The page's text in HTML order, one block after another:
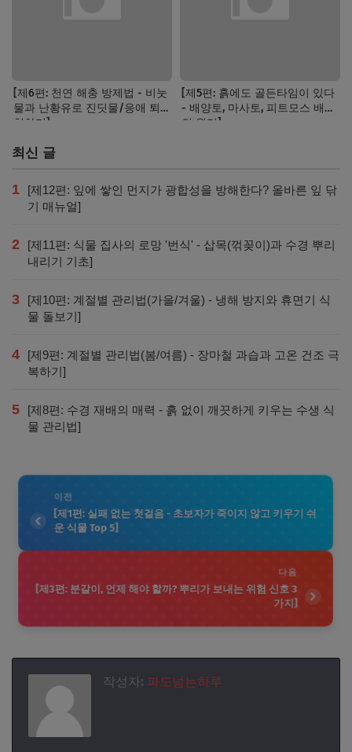
[제6편: 천연 해충 방제법 - 비눗
물과 난황유로 진딧물/응애 퇴
치하기]
[제5편: 흙에도 골든타임이 있다
- 배양토, 마사토, 피트모스 배합
의 원리]
최신 글
1
[제12편: 잎에 쌓인 먼지가 광합성을 방해한다? 올바른 잎 닦
기 매뉴얼]
2
[제11편: 식물 집사의 로망 '번식' - 삽목(꺾꽂이)과 수경 뿌리
내리기 기초]
3
[제10편: 계절별 관리법(가을/겨울) - 냉해 방지와 휴면기 식
물 돌보기]
4
[제9편: 계절별 관리법(봄/여름) - 장마철 과습과 고온 건조 극
복하기]
5
[제8편: 수경 재배의 매력 - 흙 없이 깨끗하게 키우는 수생 식
물 관리법]
이전
[제1편: 실패 없는 첫걸음 - 초보자가 죽이지 않고 키우기 쉬
운 식물 Top 5]
다음
[제3편: 분갈이, 언제 해야 할까? 뿌리가 보내는 위험 신호 3
가지]
작성자: 파도넘는하루